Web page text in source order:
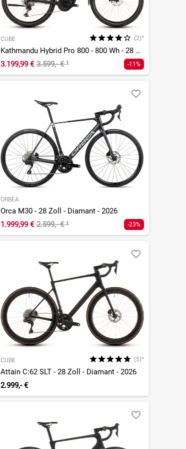
CUBE (2)*
Kathmandu Hybrid Pro 800 - 800 Wh - 28 Zoll - Diamant - 2026
3.199,99 € 3.599,- €¹ -11%
ORBEA
Orca M30 - 28 Zoll - Diamant - 2026
1.999,99 € 2.599,- €¹ -23%
CUBE (5)*
Attain C:62 SLT - 28 Zoll - Diamant - 2026
2.999,- €